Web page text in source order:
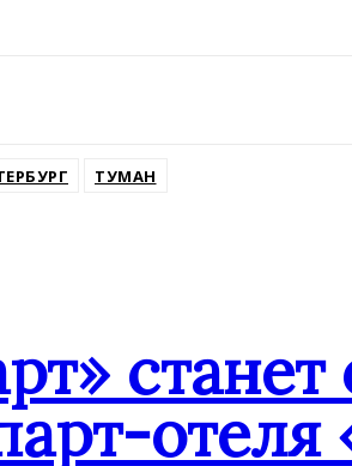
ТУМАН
станет
отеля